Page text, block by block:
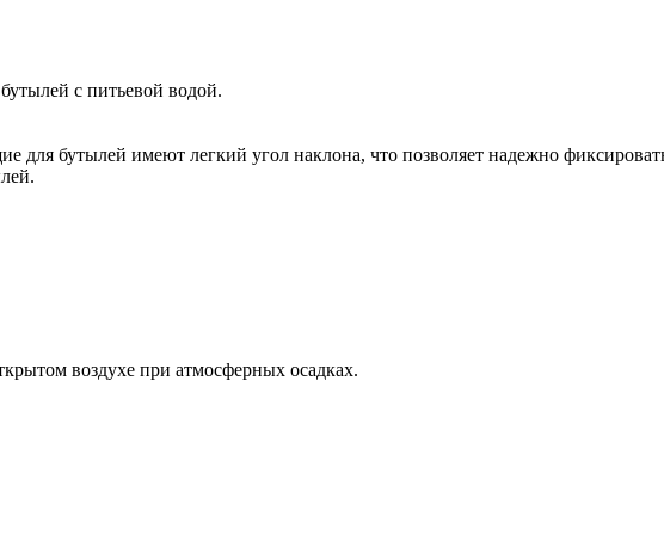
с питьевой водой.
для бутылей имеют легкий угол наклона, что позволяет надежно
воздухе при атмосферных осадках.